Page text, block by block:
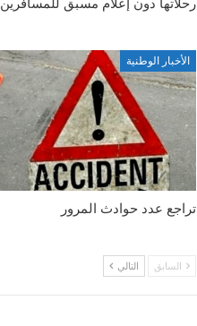
رحلاتها دون إعلام مسبق للمسافرين
الأخبار الوطنية
تراجع عدد حوادث المرور
السابق التالي